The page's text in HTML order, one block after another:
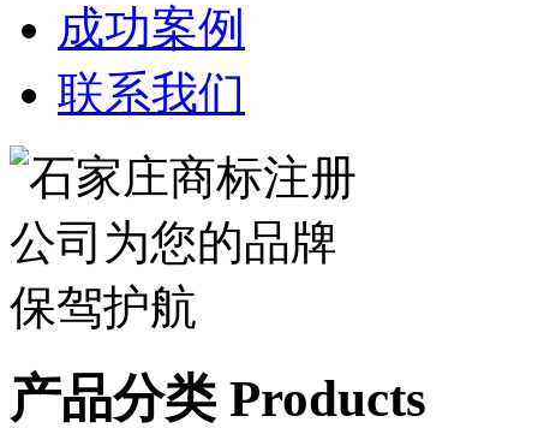
成功案例
联系我们
产品分类 Products